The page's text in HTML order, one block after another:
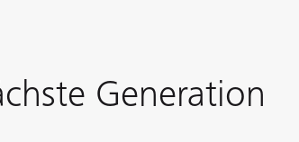
Generation